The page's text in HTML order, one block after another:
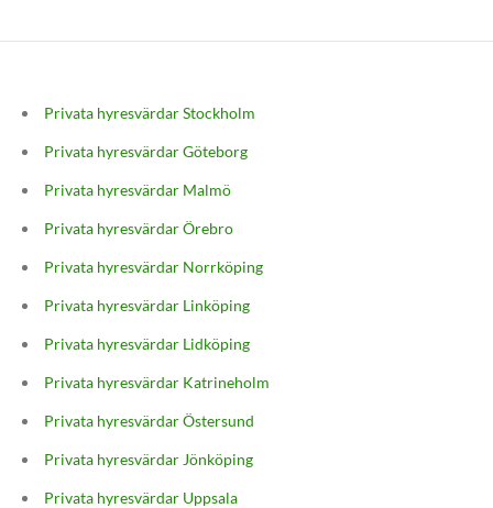
Privata hyresvärdar Stockholm
Privata hyresvärdar Göteborg
Privata hyresvärdar Malmö
Privata hyresvärdar Örebro
Privata hyresvärdar Norrköping
Privata hyresvärdar Linköping
Privata hyresvärdar Lidköping
Privata hyresvärdar Katrineholm
Privata hyresvärdar Östersund
Privata hyresvärdar Jönköping
Privata hyresvärdar Uppsala